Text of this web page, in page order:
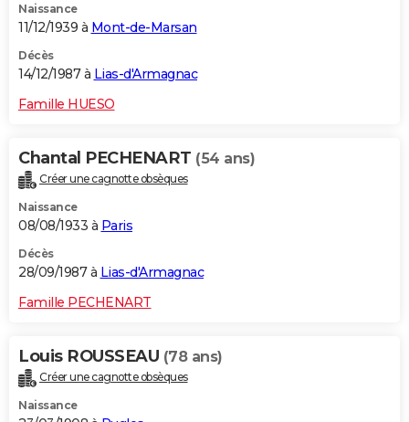
Naissance
11/12/1939 à Mont-de-Marsan
Décès
14/12/1987 à Lias-d'Armagnac
Famille HUESO
Chantal PECHENART (54 ans)
Créer une cagnotte obsèques
Naissance
08/08/1933 à Paris
Décès
28/09/1987 à Lias-d'Armagnac
Famille PECHENART
Louis ROUSSEAU (78 ans)
Créer une cagnotte obsèques
Naissance